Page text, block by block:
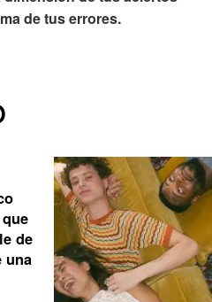
de tus errores.
de
una